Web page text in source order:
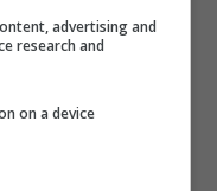
un eccessivo
è necessario
preparate
advertising and
research and
on a device